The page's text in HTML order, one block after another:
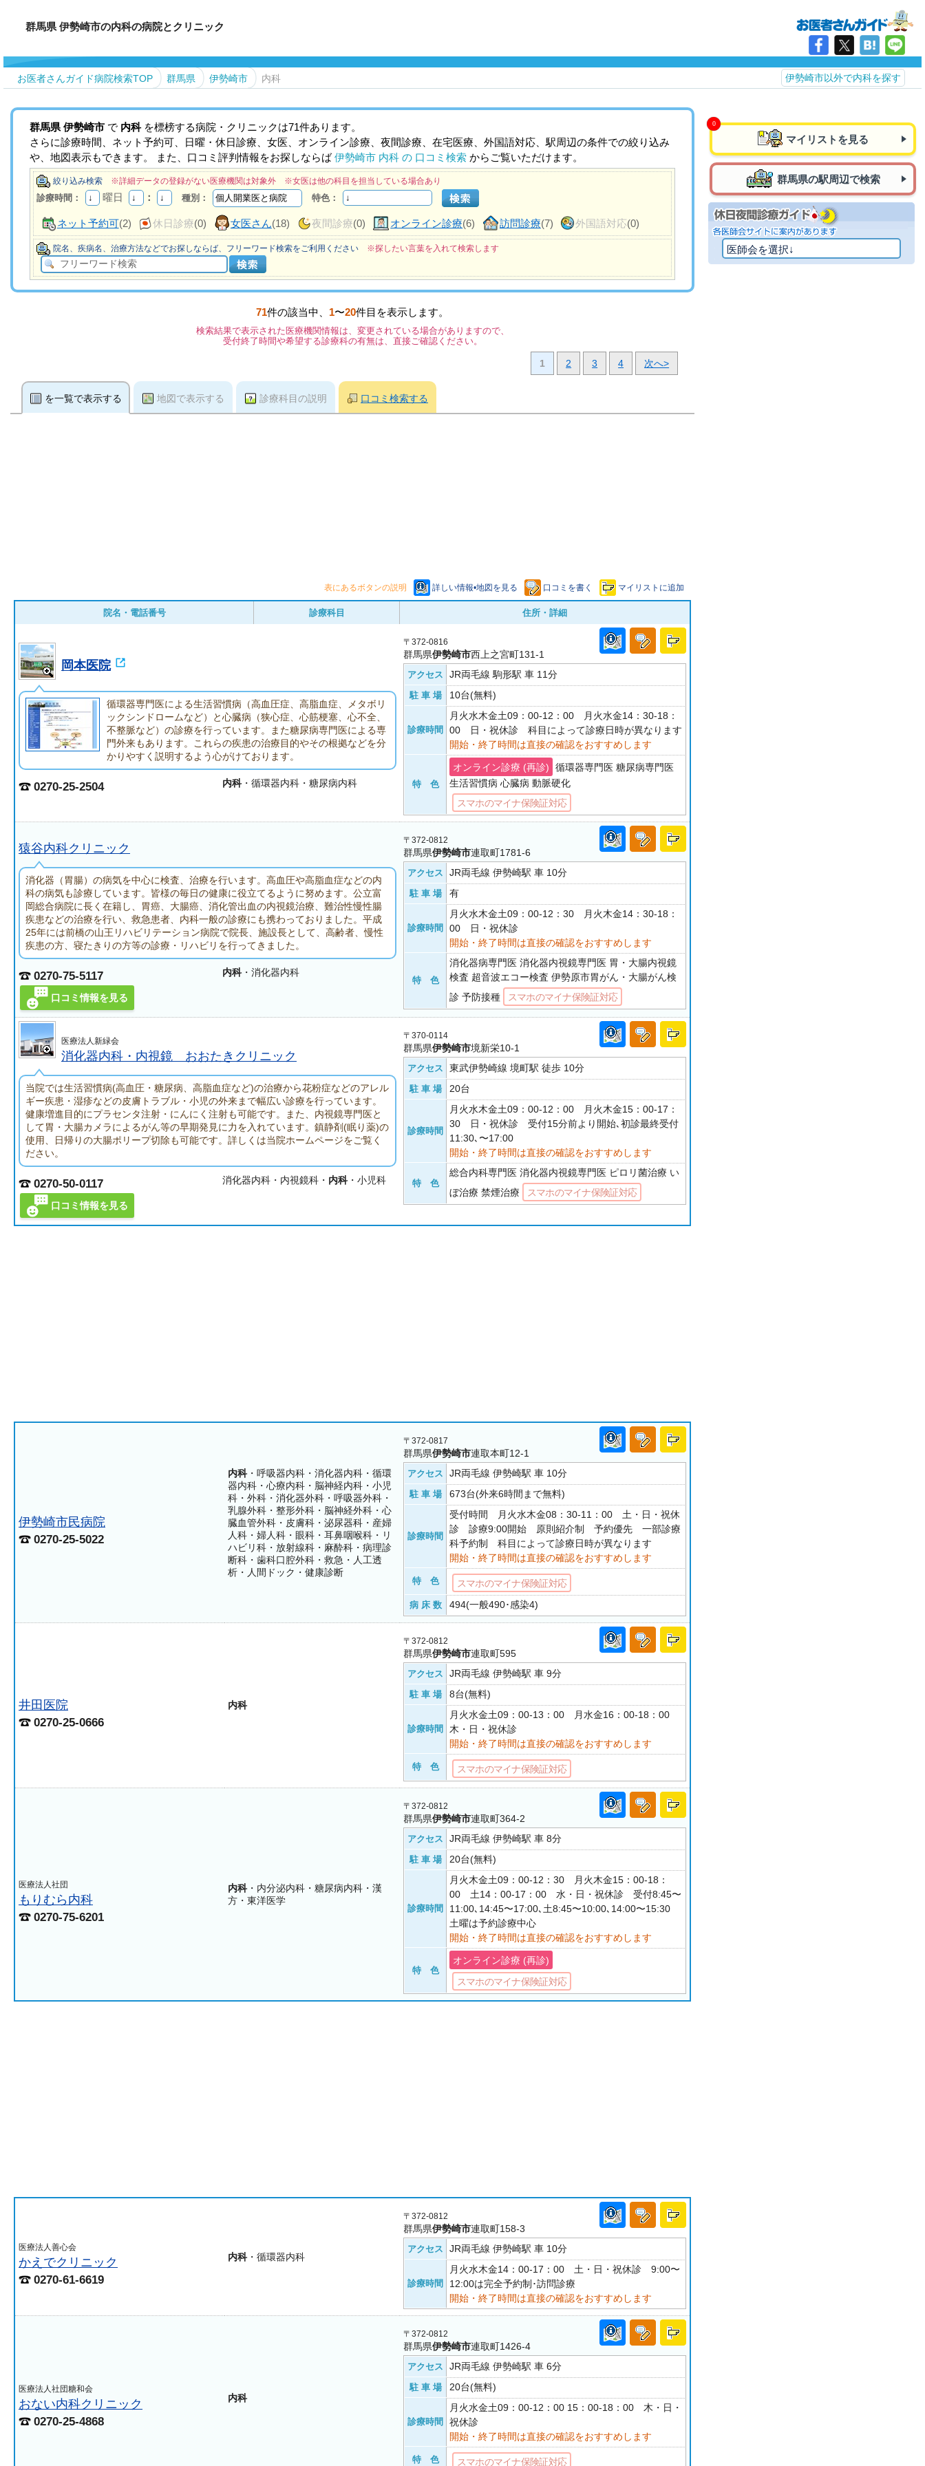
群馬県 伊勢崎市の内科の病院とクリニック
お医者さんガイド病院検索TOP 群馬県 伊勢崎市 内科 伊勢崎市以外で内科を探す
群馬県 伊勢崎市 で 内科を標榜する病院・クリニックは71件あります。
さらに診療時間、ネット予約可、日曜・休日診療、女医、オンライン診療、夜間診療、在宅医療、外国語対応、駅周辺の条件での絞り込み
や、地図表示もできます。 また、口コミ評判情報をお探しならば伊勢崎市 内科 の 口コミ検索 からご覧いただけます。
絞り込み検索 ※詳細データの登録がない医療機関は対象外 ※女医は他の科目を担当している場合あり
診療時間： 曜日 ： 種別： 特色：
ネット予約可(2) 休日診療(0) 女医さん(18) 夜間診療(0) オンライン診療(6) 訪問診療(7) 外国語対応(0)
院名、疾病名、治療方法などでお探しならば、フリーワード検索をご利用ください ※探したい言葉を入れて検索します
71件の該当中、 1〜20件目を表示します。
検索結果で表示された医療機関情報は、変更されている場合がありますので、
受付終了時間や希望する診療科の有無は、直接ご確認ください。
1 2 3 4 次へ>
を一覧で表示する 地図で表示する 診療科目の説明 口コミ検索する
表にあるボタンの説明 詳しい情報•地図を見る 口コミを書く マイリストに追加
院名・電話番号 診療科目 住所・詳細
岡本医院
循環器専門医による生活習慣病（高血圧症、高脂血症、メタボリ
ックシンドロームなど）と心臓病（狭心症、心筋梗塞、心不全、
不整脈など）の診療を行っています。また糖尿病専門医による専
門外来もあります。これらの疾患の治療目的やその根拠などを分
かりやすく説明するよう心がけております。
0270-25-2504 内科・循環器内科・糖尿病内科
〒372-0816
群馬県伊勢崎市西上之宮町131-1
アクセス JR両毛線 駒形駅 車 11分
駐 車 場 10台(無料)
診療時間
月火水木金土09：00-12：00 月火水金14：30-18：
00 日・祝休診 科目によって診療日時が異なります
開始・終了時間は直接の確認をおすすめします
特 色
オンライン診療 (再診)
循環器専門医 糖尿病専門医
生活習慣病 心臓病 動脈硬化
スマホのマイナ保険証対応
猿谷内科クリニック
消化器（胃腸）の病気を中心に検査、治療を行います。高血圧や高脂血症などの内
科の病気も診療しています。皆様の毎日の健康に役立てるように努めます。公立富
岡総合病院に長く在籍し、胃癌、大腸癌、消化管出血の内視鏡治療、難治性慢性腸
疾患などの治療を行い、救急患者、内科一般の診療にも携わっておりました。平成
25年には前橋の山王リハビリテーション病院で院長、施設長として、高齢者、慢性
疾患の方、寝たきりの方等の診療・リハビリを行ってきました。
0270-75-5117
口コミ情報を見る
内科・消化器内科
〒372-0812
群馬県伊勢崎市連取町1781-6
アクセス JR両毛線 伊勢崎駅 車 10分
駐 車 場 有
診療時間
月火水木金土09：00-12：30 月火木金14：30-18：
00 日・祝休診
開始・終了時間は直接の確認をおすすめします
特 色
消化器病専門医 消化器内視鏡専門医 胃・大腸内視鏡
検査 超音波エコー検査 伊勢原市胃がん・大腸がん検
診 予防接種
スマホのマイナ保険証対応
医療法人新緑会
消化器内科・内視鏡 おおたきクリニック
当院では生活習慣病(高血圧・糖尿病、高脂血症など)の治療から花粉症などのアレル
ギー疾患・湿疹などの皮膚トラブル・小児の外来まで幅広い診療を行っています。
健康増進目的にプラセンタ注射・にんにく注射も可能です。また、内視鏡専門医と
して胃・大腸カメラによるがん等の早期発見に力を入れています。鎮静剤(眠り薬)の
使用、日帰りの大腸ポリープ切除も可能です。詳しくは当院ホームページをご覧く
ださい。
0270-50-0117
口コミ情報を見る
消化器内科・内視鏡科・ 内科・小児科
〒370-0114
群馬県伊勢崎市境新栄10-1
アクセス 東武伊勢崎線 境町駅 徒歩 10分
駐 車 場 20台
診療時間
月火水木金土09：00-12：00 月火木金15：00-17：
30 日・祝休診 受付15分前より開始､初診最終受付
11:30､〜17:00
開始・終了時間は直接の確認をおすすめします
特 色
総合内科専門医 消化器内視鏡専門医 ピロリ菌治療 い
ぼ治療 禁煙治療
スマホのマイナ保険証対応
伊勢崎市民病院
0270-25-5022
内科・呼吸器内科・消化器内科・循環
器内科・心療内科・脳神経内科・小児
科・外科・消化器外科・呼吸器外科・
乳腺外科・整形外科・脳神経外科・心
臓血管外科・皮膚科・泌尿器科・産婦
人科・婦人科・眼科・耳鼻咽喉科・リ
ハビリ科・放射線科・麻酔科・病理診
断科・歯科口腔外科・救急・人工透
析・人間ドック・健康診断
〒372-0817
群馬県伊勢崎市連取本町12-1
アクセス JR両毛線 伊勢崎駅 車 10分
駐 車 場 673台(外来6時間まで無料)
診療時間
受付時間 月火水木金08：30-11：00 土・日・祝休
診 診療9:00開始 原則紹介制 予約優先 一部診療
科予約制 科目によって診療日時が異なります
開始・終了時間は直接の確認をおすすめします
特 色 スマホのマイナ保険証対応
病 床 数 494(一般490･感染4)
井田医院
0270-25-0666
内科
〒372-0812
群馬県伊勢崎市連取町595
アクセス JR両毛線 伊勢崎駅 車 9分
駐 車 場 8台(無料)
診療時間
月火水金土09：00-13：00 月水金16：00-18：00
木・日・祝休診
開始・終了時間は直接の確認をおすすめします
特 色 スマホのマイナ保険証対応
医療法人社団
もりむら内科
0270-75-6201
内科・内分泌内科・糖尿病内科・漢
方・東洋医学
〒372-0812
群馬県伊勢崎市連取町364-2
アクセス JR両毛線 伊勢崎駅 車 8分
駐 車 場 20台(無料)
診療時間
月火木金土09：00-12：30 月火木金15：00-18：
00 土14：00-17：00 水・日・祝休診 受付8:45〜
11:00､14:45〜17:00､土8:45〜10:00､14:00〜15:30
土曜は予約診療中心
開始・終了時間は直接の確認をおすすめします
特 色
オンライン診療 (再診)
スマホのマイナ保険証対応
医療法人善心会
かえでクリニック
0270-61-6619
内科・循環器内科
〒372-0812
群馬県伊勢崎市連取町158-3
アクセス JR両毛線 伊勢崎駅 車 10分
診療時間
月火水木金14：00-17：00 土・日・祝休診 9:00〜
12:00は完全予約制･訪問診療
開始・終了時間は直接の確認をおすすめします
医療法人社団糖和会
おない内科クリニック
0270-25-4868
内科
〒372-0812
群馬県伊勢崎市連取町1426-4
アクセス JR両毛線 伊勢崎駅 車 6分
駐 車 場 20台(無料)
診療時間
月火水金土09：00-12：00 15：00-18：00 木・日・
祝休診
開始・終了時間は直接の確認をおすすめします
特 色 スマホのマイナ保険証対応
マイリストを見る
群馬県の駅周辺で検索